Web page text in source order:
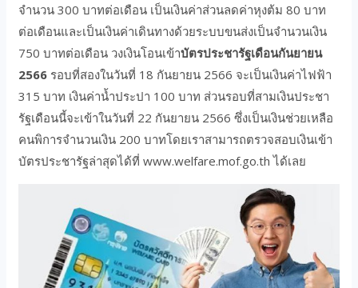
จำนวน 300 บาทต่อเดือน เป็นเงินค่าส่วนลดค่าหุงต้ม 80 บาท
ต่อเดือนและเป็นเงินค่าเดินทางด้วยระบบขนส่งเป็นจำนวนเงิน
750 บาทต่อเดือน วงเงินโอนเข้าบัตรประชารัฐเดือนกันยายน
2566 รอบที่สองในวันที่ 18 กันยายน 2566 จะเป็นเงินค่าไฟฟ้า
315 บาท เงินค่าน้ำประปา 100 บาท ส่วนรอบที่สามเงินประชา
รัฐเดือนนี้จะเข้าในวันที่ 22 กันยายน 2566 ซึ่งเป็นเงินช่วยเหลือ
คนพิการจำนวนเงิน 200 บาทโดยเราสามารถตรวจสอบเงินเข้า
บัตรประชารัฐล่าสุดได้ที่ www.welfare.mof.go.th ได้เลย